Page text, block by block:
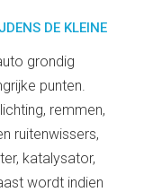
DE KLEINE
grondig
punten.
remmen,
ruitenwissers,
katalysator,
wordt indien